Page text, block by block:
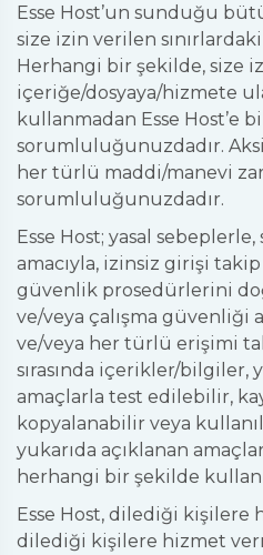
Esse Host’un sunduğu
size izin verilen
Herhangi bir şekilde, size
içeriğe/dosyaya/hizmete
kullanmadan Esse Host’e
sorumluluğunuzdadır.
her türlü maddi/manevi
sorumluluğunuzdadır.
Esse Host; yasal
amacıyla, izinsiz girişi
güvenlik prosedürlerini
ve/veya çalışma güvenliği
ve/veya her türlü erişimi
sırasında içerikler/bilgiler,
amaçlarla test edilebilir,
kopyalanabilir veya
yukarıda açıklanan
herhangi bir şekilde
Esse Host, dilediği kişilere
dilediği kişilere hizmet